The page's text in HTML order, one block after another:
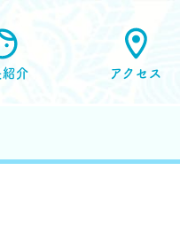
紹介 アクセス